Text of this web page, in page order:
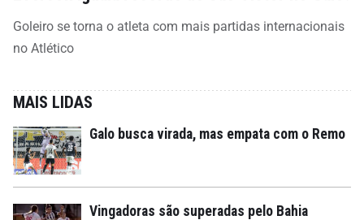
Goleiro se torna o atleta com mais partidas internacionais
no Atlético
MAIS LIDAS
Galo busca virada, mas empata com o Remo
Vingadoras são superadas pelo Bahia